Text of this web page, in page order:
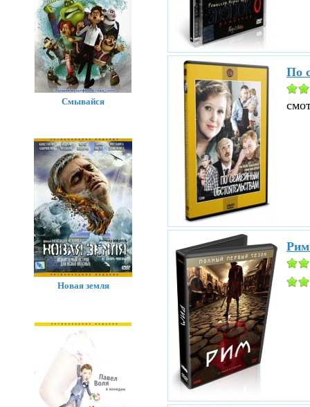
По
Рим
Смывайся
Новая земля